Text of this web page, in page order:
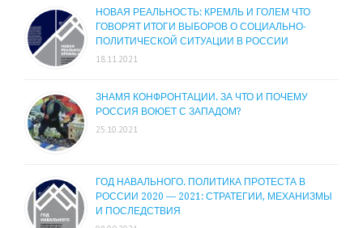
НОВАЯ РЕАЛЬНОСТЬ: КРЕМЛЬ И ГОЛЕМ ЧТО
ГОВОРЯТ ИТОГИ ВЫБОРОВ О СОЦИАЛЬНО-
ПОЛИТИЧЕСКОЙ СИТУАЦИИ В РОССИИ
18.11.2021
ЗНАМЯ КОНФРОНТАЦИИ. ЗА ЧТО И ПОЧЕМУ
РОССИЯ ВОЮЕТ С ЗАПАДОМ?
25.10.2021
ГОД НАВАЛЬНОГО. ПОЛИТИКА ПРОТЕСТА В
РОССИИ 2020 — 2021: СТРАТЕГИИ, МЕХАНИЗМЫ
И ПОСЛЕДСТВИЯ